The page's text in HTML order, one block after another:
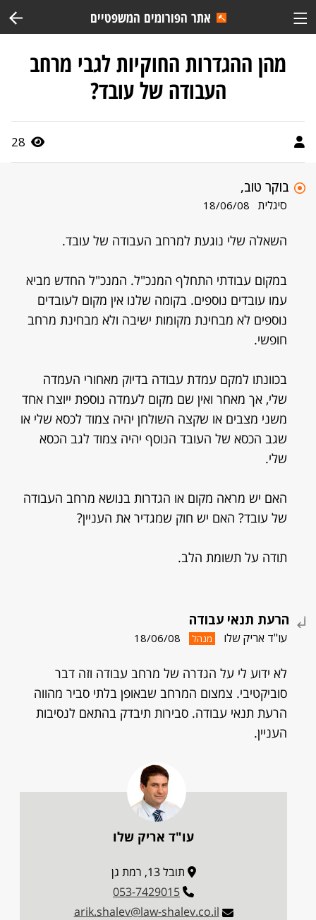
אתר הפורומים המשפטיים
מהן ההגדרות החוקיות לגבי מרחב
העבודה של עובד?
28
בוקר טוב,
סיגלית 18/06/08
השאלה שלי נוגעת למרחב העבודה של עובד.
במקום עבודתי התחלף המנכ"ל. המנכ"ל החדש מביא
עמו עובדים נוספים. בקומה שלנו אין מקום לעובדים
נוספים לא מבחינת מקומות ישיבה ולא מבחינת מרחב
חופשי.
בכוונתו למקם עמדת עבודה בדיוק מאחורי העמדה
שלי, אך מאחר ואין שם מקום לעמדה נוספת ייוצרו אחד
משני מצבים או שקצה השולחן יהיה צמוד לכסא שלי או
שגב הכסא של העובד הנוסף יהיה צמוד לגב הכסא
שלי.
האם יש מראה מקום או הגדרות בנושא מרחב העבודה
של עובד? האם יש חוק שמגדיר את העניין?
תודה על תשומת הלב.
הרעת תנאי עבודה
עו"ד אריק שלו מנהל 18/06/08
לא ידוע לי על הגדרה של מרחב עבודה וזה דבר
סוביקטיבי. צמצום המרחב שבאופן בלתי סביר מהווה
הרעת תנאי עבודה. סבירות תיבדק בהתאם לנסיבות
העניין.
עו"ד אריק שלו
תובל 13, רמת גן
053-7429015
arik.shalev@law-shalev.co.il